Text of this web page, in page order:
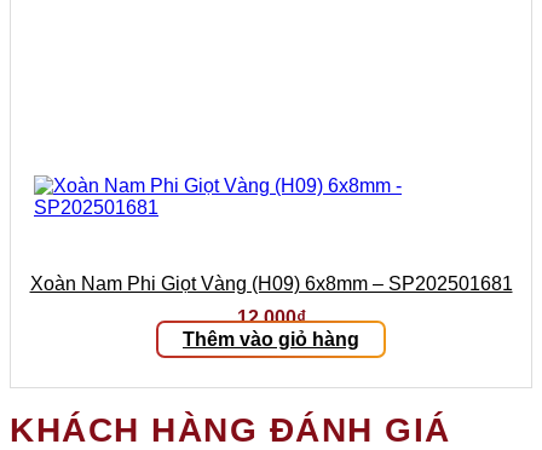
Xoàn Nam Phi Giọt Vàng (H09) 6x8mm – SP202501681
12.000₫
Thêm vào giỏ hàng
KHÁCH HÀNG ĐÁNH GIÁ